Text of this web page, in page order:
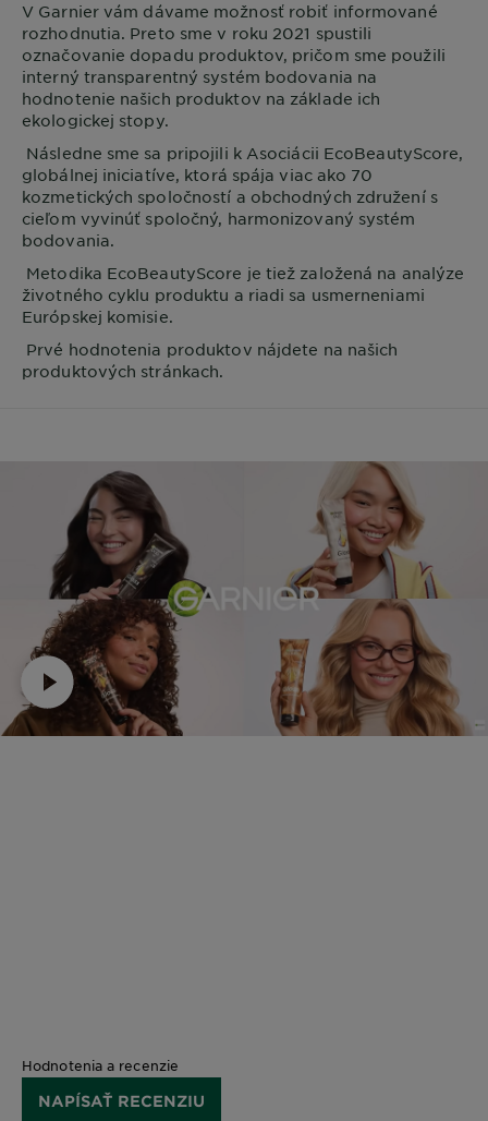
V Garniervám dávame možnosť robiť informované
rozhodnutia. Preto sme v roku 2021 spustili
označovanie dopadu produktov, pričom sme použili
interný transparentný systém bodovania na
hodnotenie našich produktov na základe ich
ekologickej stopy.
Následne sme sa pripojili k Asociácii EcoBeautyScore,
globálnej iniciatíve, ktorá spája viac ako 70
kozmetických spoločností a obchodných združení s
cieľom vyvinúť spoločný, harmonizovaný systém
bodovania.
Metodika EcoBeautyScore je tiež založená na analýze
životného cyklu produktu a riadi sa usmerneniami
Európskej komisie.
Prvé hodnotenia produktov nájdete na našich
produktových stránkach.
Hodnotenia a recenzie
NAPÍSAŤ RECENZIU